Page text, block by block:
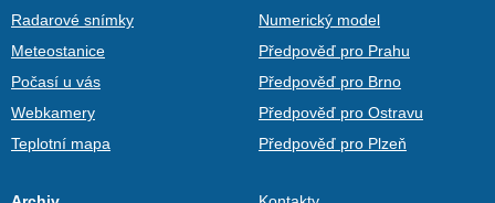
Radarové snímky
Meteostanice
Počasí u vás
Webkamery
Teplotní mapa
Numerický model
Předpověď pro Prahu
Předpověď pro Brno
Předpověď pro Ostravu
Předpověď pro Plzeň